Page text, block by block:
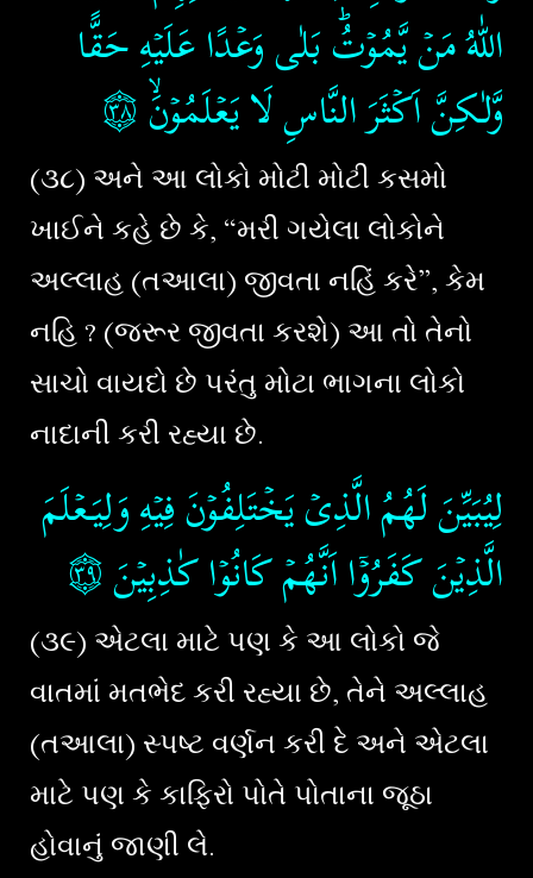
اللّٰهُ مَنۡ يَّمُوۡتُ​ؕ بَلٰى وَعۡدًا عَلَيۡهِ حَقًّا
وَّلٰـكِنَّ اَكۡثَرَ النَّاسِ لَا يَعۡلَمُوۡنَۙ‏۝٣٨
(૩૮) અને આ લોકો મોટી મોટી કસમો
ખાઈને કહે છે કે, “મરી ગયેલા લોકોને
અલ્લાહ (તઆલા) જીવતા નહિં કરે”, કેમ
નહિ ? (જરૂર જીવતા કરશે) આ તો તેનો
સાચો વાયદો છે પરંતુ મોટા ભાગના લોકો
નાદાની કરી રહ્યા છે.
لِيُبَيِّنَ لَهُمُ الَّذِىۡ يَخۡتَلِفُوۡنَ فِيۡهِ وَلِيَـعۡلَمَ
الَّذِيۡنَ كَفَرُوۡۤا اَنَّهُمۡ كَانُوۡا كٰذِبِيۡنَ‏۝٣٩
(૩૯) એટલા માટે પણ કે આ લોકો જે
વાતમાં મતભેદ કરી રહ્યા છે, તેને અલ્લાહ
(તઆલા) સ્પષ્ટ વર્ણન કરી દે અને એટલા
માટે પણ કે કાફિરો પોતે પોતાના જૂઠા
હોવાનું જાણી લે.